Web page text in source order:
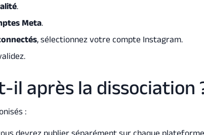
.
Meta.
, sélectionnez votre compte Instagram.
il après la dissociation
: